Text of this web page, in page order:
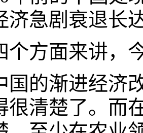
济急剧衰退长
个方面来讲，
国的渐进经济
很清楚了。而